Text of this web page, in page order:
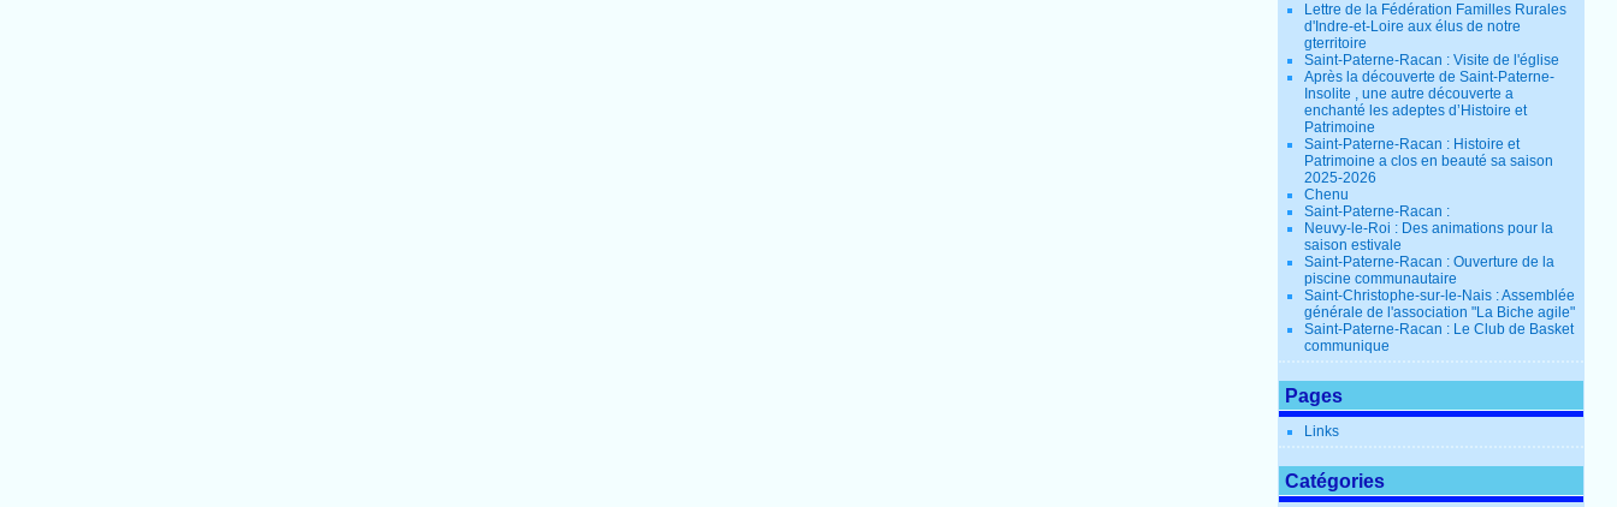
Lettre de la Fédération Familles Rurales
d'Indre-et-Loire aux élus de notre
gterritoire
Saint-Paterne-Racan : Visite de l'église
Après la découverte de Saint-Paterne-
Insolite , une autre découverte a
enchanté les adeptes d’Histoire et
Patrimoine
Saint-Paterne-Racan : Histoire et
Patrimoine a clos en beauté sa saison
2025-2026
Chenu
Saint-Paterne-Racan :
Neuvy-le-Roi : Des animations pour la
saison estivale
Saint-Paterne-Racan : Ouverture de la
piscine communautaire
Saint-Christophe-sur-le-Nais : Assemblée
générale de l'association "La Biche agile"
Saint-Paterne-Racan : Le Club de Basket
communique
Pages
Links
Catégories